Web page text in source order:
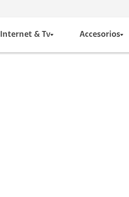
Internet & Tv Accesorios